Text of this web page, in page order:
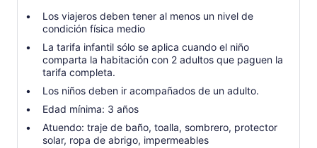
Los viajeros deben tener al menos un nivel de
condición física medio
La tarifa infantil sólo se aplica cuando el niño
comparta la habitación con 2 adultos que paguen la
tarifa completa.
Los niños deben ir acompañados de un adulto.
Edad mínima: 3 años
Atuendo: traje de baño, toalla, sombrero, protector
solar, ropa de abrigo, impermeables